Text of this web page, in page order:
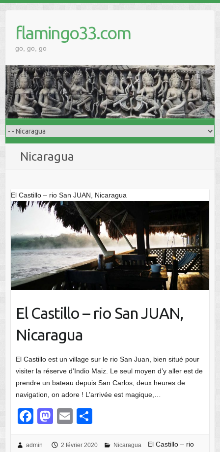
contentflamingo33.com
go, go, go
Nicaragua
El Castillo – rio San JUAN, Nicaragua
El Castillo – rio San JUAN,
Nicaragua
El Castillo est un village sur le rio San Juan, bien situé pour
visiter la réserve d’Indio Maiz. Le seul moyen d’y aller est de
prendre un bateau depuis San Carlos, deux heures de
navigation, on adore ! L’arrivée est magique,…
F
c
M
st
E
ail ta
admin 2 février 2020 Nicaragua
El Castillo – rio